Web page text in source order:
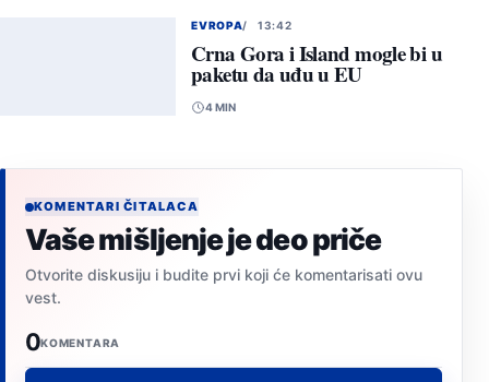
EVROPA 13:42
Crna Gora i Island mogle bi u
paketu da uđu u EU
4 MIN
KOMENTARI ČITALACA
Vaše mišljenje je deo priče
Otvorite diskusiju i budite prvi koji će komentarisati ovu
vest.
0KOMENTARA